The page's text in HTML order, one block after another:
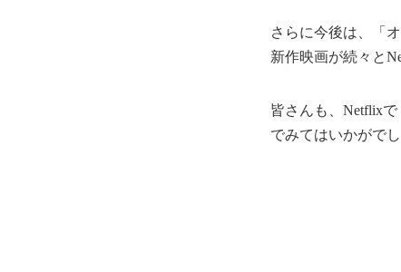
さらに今後は、「
新作映画が続々と
皆さんも、Netflix
でみてはいかがでし